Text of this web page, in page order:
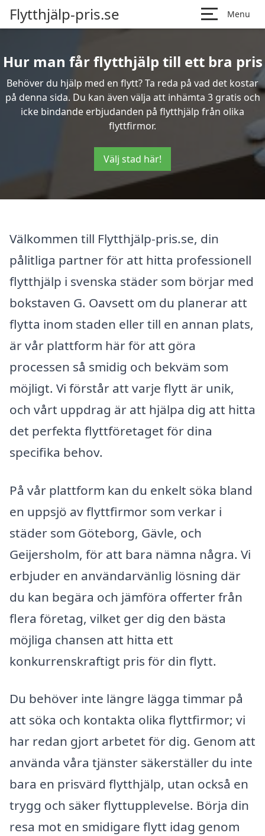
Flytthjälp-pris.se Menu
Hur man får flytthjälp till ett bra pris
Behöver du hjälp med en flytt? Ta reda på vad det kostar
på denna sida. Du kan även välja att inhämta 3 gratis och
icke bindande erbjudanden på flytthjälp från olika
flyttfirmor.
Välj stad här!
Välkommen till Flytthjälp-pris.se, din
pålitliga partner för att hitta professionell
flytthjälp i svenska städer som börjar med
bokstaven G. Oavsett om du planerar att
flytta inom staden eller till en annan plats,
är vår plattform här för att göra
processen så smidig och bekväm som
möjligt. Vi förstår att varje flytt är unik,
och vårt uppdrag är att hjälpa dig att hitta
det perfekta flyttföretaget för dina
specifika behov.
På vår plattform kan du enkelt söka bland
en uppsjö av flyttfirmor som verkar i
städer som Göteborg, Gävle, och
Geijersholm, för att bara nämna några. Vi
erbjuder en användarvänlig lösning där
du kan begära och jämföra offerter från
flera företag, vilket ger dig den bästa
möjliga chansen att hitta ett
konkurrenskraftigt pris för din flytt.
Du behöver inte längre lägga timmar på
att söka och kontakta olika flyttfirmor; vi
har redan gjort arbetet för dig. Genom att
använda våra tjänster säkerställer du inte
bara en prisvärd flytthjälp, utan också en
trygg och säker flyttupplevelse. Börja din
resa mot en smidigare flytt idag genom